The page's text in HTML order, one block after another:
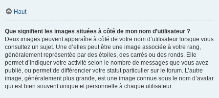
Haut
Que signifient les images situées à côté de mon nom d’utilisateur ?
Deux images peuvent apparaître à côté de votre nom d’utilisateur lorsque vous
consultez un sujet. Une d’elles peut être une image associée à votre rang,
généralement représentée par des étoiles, des carrés ou des ronds. Elle
permet d’indiquer votre activité selon le nombre de messages que vous avez
publié, ou permet de différencier votre statut particulier sur le forum. L’autre
image, généralement plus grande, est une image connue sous le nom d’avatar
qui est bien souvent unique et personnelle à chaque utilisateur.